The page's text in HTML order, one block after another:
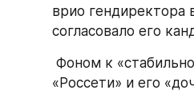
врио гендиректора
согласовало его
«Россети» и его